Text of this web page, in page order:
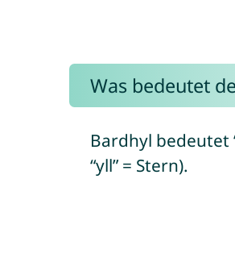
Was bedeutet
Bardhyl bedeutet
“yll” = Stern).